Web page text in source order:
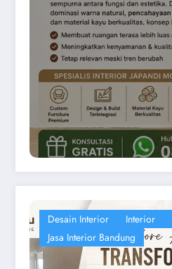
Desain Interior Interior
Jasa Interior Bandung